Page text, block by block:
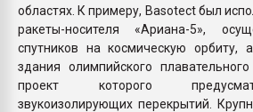
областях. К примеру, Basotect был
ракеты-носителя «Ариана-5»,
спутников на космическую орбиту,
здания олимпийского
проект которого
звукоизолирующих перекрытий.